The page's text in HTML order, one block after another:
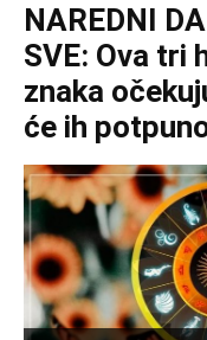
NAREDNI
SVE: Ova tri
znaka
će ih